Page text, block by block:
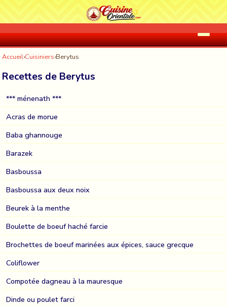
Accueil›Cuisiniers›Berytus
Recettes de Berytus
*** ménenath ***
Acras de morue
Baba ghannouge
Barazek
Basboussa
Basboussa aux deux noix
Beurek à la menthe
Boulette de boeuf haché farcie
Brochettes de boeuf marinées aux épices, sauce grecque
Coliflower
Compotée dagneau à la mauresque
Dinde ou poulet farci